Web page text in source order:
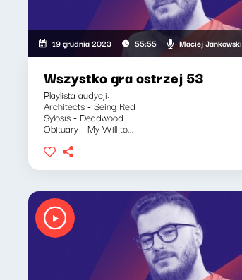
19 grudnia 2023 55:55 Maciej Jankowski
Wszystko gra ostrzej 53
Playlista audycji:
Architects - Seing Red
Sylosis - Deadwood
Obituary - My Will to...